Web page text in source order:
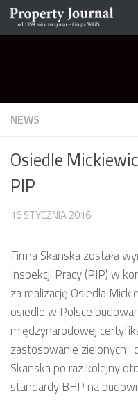
Skip to content
NEWS
Osiedle
PIP
16 STYCZNIA 2016
Firma Skanska została
Inspekcji Pracy (PIP) w
za realizację Osiedla
osiedle w Polsce
międzynarodowej
zastosowanie zielonych i
Skanska po raz kolejny
standardy BHP na